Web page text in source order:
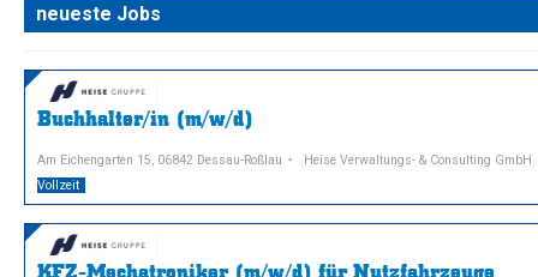
neueste Jobs
Buchhalter/in (m/w/d)
Am Eichengarten 15, 06842 Dessau-Roßlau
Heise Verwaltungs- & Consulting GmbH
Vollzeit